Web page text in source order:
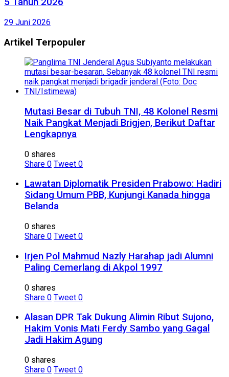
29 Juni 2026
Artikel Terpopuler
Mutasi Besar di Tubuh TNI, 48 Kolonel Resmi
Naik Pangkat Menjadi Brigjen, Berikut Daftar
Lengkapnya
0 shares
Share 0 Tweet 0
Lawatan Diplomatik Presiden Prabowo: Hadiri
Sidang Umum PBB, Kunjungi Kanada hingga
Belanda
0 shares
Share 0 Tweet 0
Irjen Pol Mahmud Nazly Harahap jadi Alumni
Paling Cemerlang di Akpol 1997
0 shares
Share 0 Tweet 0
Alasan DPR Tak Dukung Alimin Ribut Sujono,
Hakim Vonis Mati Ferdy Sambo yang Gagal
Jadi Hakim Agung
0 shares
Share 0 Tweet 0